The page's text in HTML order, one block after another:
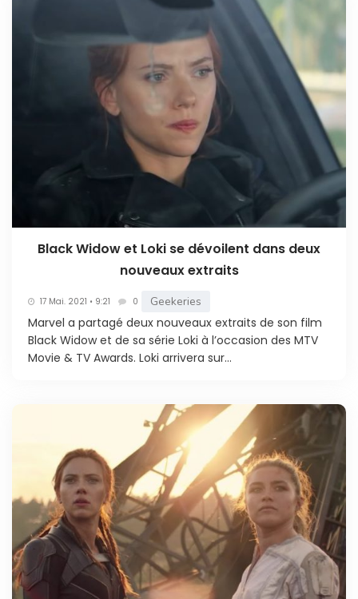
Black Widow et Loki se dévoilent dans deux
nouveaux extraits
17 Mai. 2021 • 9:21 0 Geekeries
Marvel a partagé deux nouveaux extraits de son film
Black Widow et de sa série Loki à l’occasion des MTV
Movie & TV Awards. Loki arrivera sur...